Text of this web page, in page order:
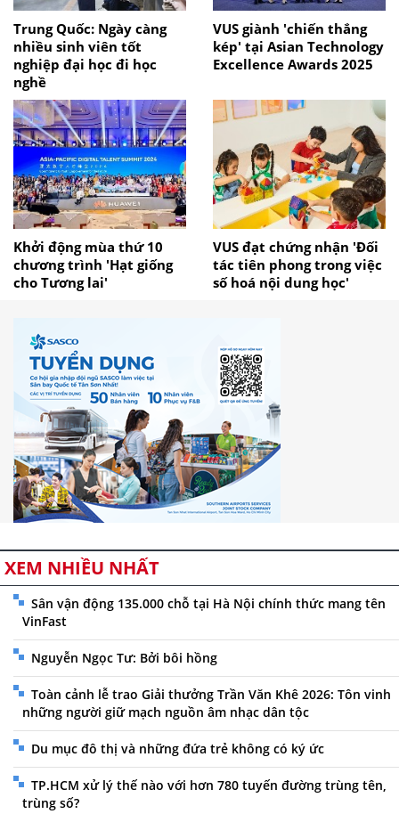
Trung Quốc: Ngày càng
nhiều sinh viên tốt
nghiệp đại học đi học
nghề
VUS giành 'chiến thắng
kép' tại Asian Technology
Excellence Awards 2025
Khởi động mùa thứ 10
chương trình 'Hạt giống
cho Tương lai'
VUS đạt chứng nhận 'Đối
tác tiên phong trong việc
số hoá nội dung học'
XEM NHIỀU NHẤT
Sân vận động 135.000 chỗ tại Hà Nội chính thức mang tên
VinFast
Nguyễn Ngọc Tư: Bởi bôi hồng
Toàn cảnh lễ trao Giải thưởng Trần Văn Khê 2026: Tôn vinh
những người giữ mạch nguồn âm nhạc dân tộc
Du mục đô thị và những đứa trẻ không có ký ức
TP.HCM xử lý thế nào với hơn 780 tuyến đường trùng tên,
trùng số?